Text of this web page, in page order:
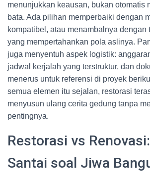
menunjukkan keausan, bukan otomatis
bata. Ada pilihan memperbaiki dengan
kompatibel, atau menambalnya dengan
yang mempertahankan pola aslinya.
juga menyentuh aspek logistik:
jadwal kerjalah yang terstruktur, dan
menerus untuk referensi di proyek
semua elemen itu sejalan, restorasi
menyusun ulang cerita gedung tanpa
pentingnya.
Restorasi vs
Santai soal Jiwa